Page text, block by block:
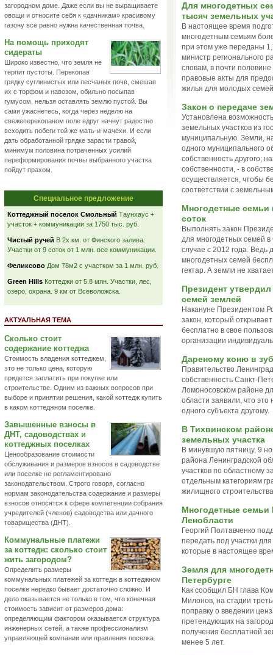
Для многодетных
тысяч земельных
В настоящее время
многодетным семьям
при этом уже переданы
министр регионального
словам, в почти
правовые акты для
жилья для молодых
Закон о передаче
Установлена
земельных участков из
муниципальную. Земли,
одного муниципального
собственность другого;
собственности, - в
осуществляется, чтобы
соответствии с
Многодетные семьи
соток
Выполнять закон
для многодетных семей в
случае с 2012 года. Ведь
многодетных семей
гектар. А земли не
Президент
семей землей
Накануне Президентом
закон, который
бесплатно в свое
организации
Дареному коню в
Правительство
собственность Санкт-
Ломоносовском районе
области заявили, что
одного субъекта другому.
В Тихвинском
земельных участка
В минувшую пятницу, 9
района Ленинградской
участков по областному
отдельным категориям
жилищного
Многодетные семьи
Ленобласти
Георгий Полтавченко
передать под участки
которые в настоящее
Земля для
Петербурге
Как сообщил БН глава
Милонов, на стадии
поправку о введении
претендующих на
получения бесплатной
менее 5 лет.
загородном доме. Даже если вы не выращиваете
овощи и относите себя к «дачникам» красивому
газону все равно нужна качественная почва.
На помощь приходят
сидераты
Широко известно, что земля не
терпит пустоты. Перекопав
грядку суглинистых или песчаных почв, смешав
их с торфом и навозом, обильно посыпав
гумусом, нельзя оставлять землю пустой. Вы
сами ужаснетесь, когда через неделю на
свежеперекопаном поле вдруг начнут радостно
всходить побеги той же мать-и-мачехи. И если
дать обработанной грядке зарасти травой,
минимум половина потраченных усилий
переформирования почвы выбранного участка
пойдут прахом.
Специальное предложение
Коттеджный поселок Смольный Таунхаус +
участок + коммуникации за 1750 тыс. руб.
Чистый ручей В 2х км. от Финского залива.
Участки от 9 соток от 1 млн. все коммуникации.
Феликсово Дом 78м2 с участком за 1 млн. руб.
Green Hills Коттеджи от 5.8 млн. Участки, лес,
озеро, охрана. 9 км от Всеволожска.
АКТУАЛЬНАЯ ТЕМА
Сколько стоит
содержание коттеджа
Стоимость владения коттеджем,
это не только цена, которую
придется заплатить при покупке или
строительстве. Одним из важных вопросов при
выборе и принятии решения, какой коттедж купить
в каком коттеджном поселке.
Завышенные взносы в
ДНТ, садоводствах и
коттеджных поселках
Ценообразование стоимости
обслуживания и размеров взносов в садоводстве
или поселке не регламентировано
законодательством. Строго говоря, согласно
нормам законодательства содержание и размеры
взносов относятся к сфере компетенции собрания
учредителей (членов) садоводства или дачного
товарищества (ДНТ).
Коммунальные платежи
за коттедж: сколько стоит
жить загородом?
Определить размеры
коммунальных платежей за коттедж в коттеджном
поселке нередко бывает достаточно сложно. И
дело оказывается не только в том, что конечная
стоимость зависит от размеров дома:
определяющим фактором оказывается структура
инженерных сетей, а также профессионализм
управляющей компании или правления поселка.